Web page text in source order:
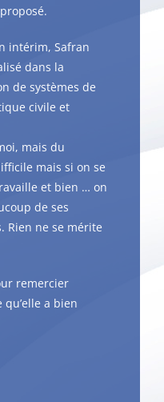
intérim, Safran
dans la
de systèmes de
civile et
mais du
mais si on se
et bien … on
de ses
Rien ne se mérite
remercier
qu’elle a bien